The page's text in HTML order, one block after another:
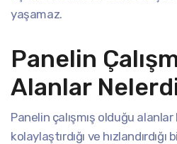
yaşamaz.
Panelin
Alanlar
Panelin çalışmış olduğu alanlar
kolaylaştırdığı ve